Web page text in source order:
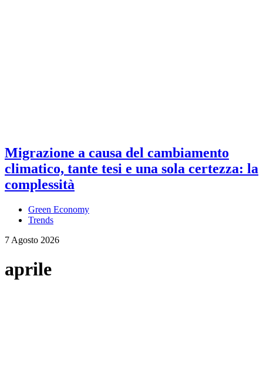
Migrazione a causa del cambiamento
climatico, tante tesi e una sola certezza: la
complessità
Green Economy
Trends
7 Agosto 2026
aprile